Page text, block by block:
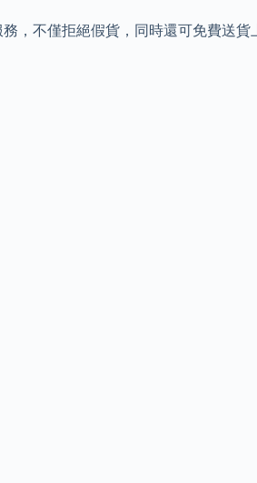
，不僅拒絕假貨，同時還可免費送